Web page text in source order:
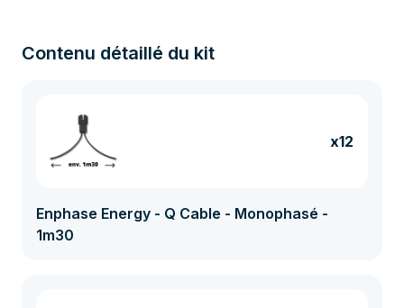
Contenu détaillé du kit
x12
Enphase Energy - Q Cable - Monophasé -
1m30